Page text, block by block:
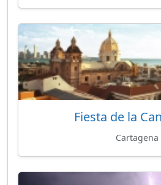
Fiesta de la
Cartagena